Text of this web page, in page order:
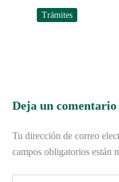
Trámites
Deja un comentario
Tu dirección de correo
campos obligatorios están